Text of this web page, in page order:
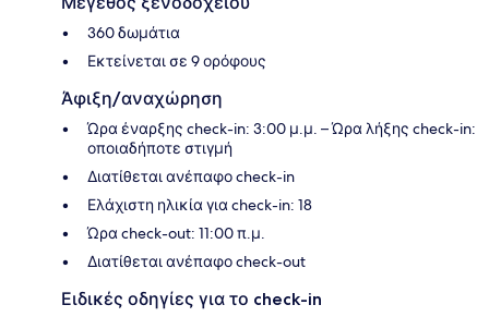
360 δωμάτια
Εκτείνεται σε 9 ορόφους
Άφιξη/αναχώρηση
Ώρα έναρξης check-in: 3:00 μ.μ. – Ώρα λήξης check-in:
οποιαδήποτε στιγμή
Διατίθεται ανέπαφο check-in
Ελάχιστη ηλικία για check-in: 18
Ώρα check-out: 11:00 π.μ.
Διατίθεται ανέπαφο check-out
Ειδικές οδηγίες για το check-in